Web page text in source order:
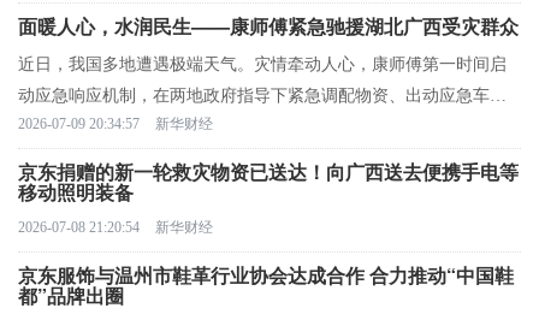
面暖人心，水润民生——康师傅紧急驰援湖北广西受灾群众
近日，我国多地遭遇极端天气。灾情牵动人心，康师傅第一时间启
动应急响应机制，在两地政府指导下紧急调配物资、出动应急车辆
奔赴救灾一线，以实际行动扛起民族品牌的社会担当。
2026-07-09 20:34:57 新华财经
京东捐赠的新一轮救灾物资已送达！向广西送去便携手电等
移动照明装备
2026-07-08 21:20:54 新华财经
京东服饰与温州市鞋革行业协会达成合作 合力推动“中国鞋
都”品牌出圈